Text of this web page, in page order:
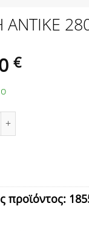
€
280Χ45mm
προϊόντος: